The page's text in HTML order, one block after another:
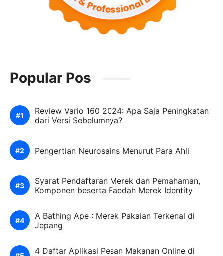
Popular Pos
Review Vario 160 2024: Apa Saja Peningkatan
dari Versi Sebelumnya?
Pengertian Neurosains Menurut Para Ahli
Syarat Pendaftaran Merek dan Pemahaman,
Komponen beserta Faedah Merek Identity
A Bathing Ape : Merek Pakaian Terkenal di
Jepang
4 Daftar Aplikasi Pesan Makanan Online di